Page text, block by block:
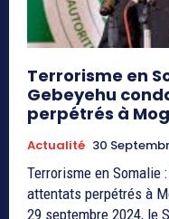
Terrorisme en
Gebeyehu
perpétrés à
Actualité 30
Terrorisme en Somalie
attentats perpétrés à Mogadiscio ►►
29 septembre 2024, le